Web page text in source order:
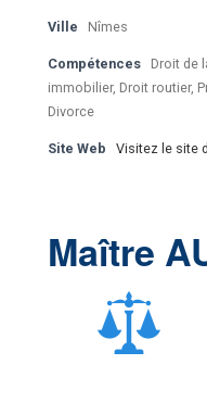
Ville Nîmes
Compétences
Droit de
immobilier, Droit routier,
Divorce
Site Web Visitez le site
Maître